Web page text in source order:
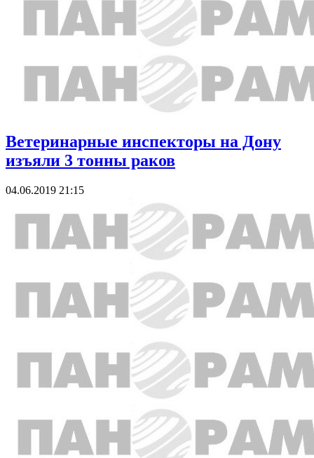
Ветеринарные инспекторы на Дону
изъяли 3 тонны раков
04.06.2019 21:15